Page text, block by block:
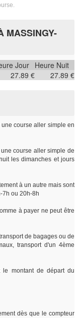
MASSINGY-
Jour
Heure Nuit
27.89 € 27.89 €
course aller simple en
course aller simple de
les dimanches et jours
à un autre mais sont
7h ou 20h-8h
à payer ne peut être
de bagages ou de
transport d'un 4ème
montant de départ du
dès que le compteur